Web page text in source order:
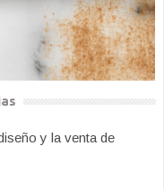
y la venta de